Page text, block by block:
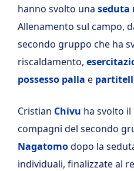
hanno svolto una seduta
Allenamento sul campo,
secondo gruppo che ha
riscaldamento,
possesso palla e
Cristian Chivu ha svolto
compagni del secondo
Nagatomodopo la
individuali, finalizzate al